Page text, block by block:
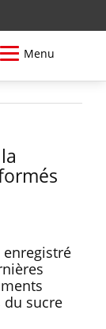
Menu
enregistré
sucre